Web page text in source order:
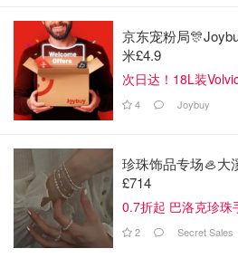
京东宠粉局
米£4.9
次日达！18L装
4 Joybuy
珍珠饰品专场🦪大
£714
0.7折起 巴洛克珍珠
2 Secret Sales